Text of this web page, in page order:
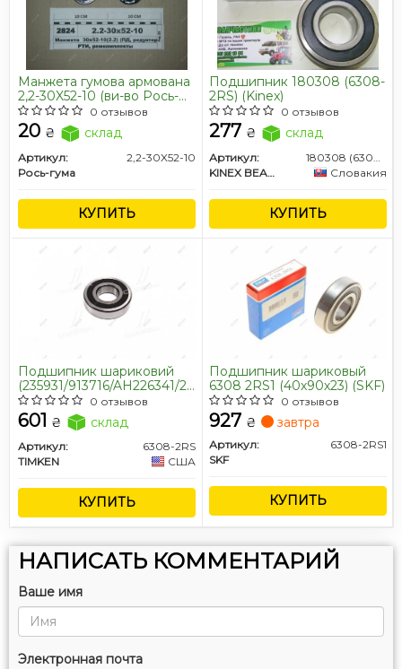
Манжета гумова армована
2,2-30X52-10 (ви-во Рось-
гума)
0 отзывов
20 ₴ склад
Артикул:
2,2-30X52-10
Рось-гума
КУПИТЬ
Подшипник 180308 (6308-
2RS) (Kinex)
0 отзывов
277 ₴ склад
Артикул:
KINEX BEARINGS, a.s.
Словакия
КУПИТЬ
Подшипник шариковий
(235931/913716/AH226341/210049)
(Timken) Claas0 отзывов
601 ₴ склад
Артикул:
6308-2RS
TIMKEN
США
КУПИТЬ
Подшипник шариковый
6308 2RS1 (40х90х23) (SKF)
0 отзывов
927 ₴ завтра
Артикул:
6308-2RS1
SKF
КУПИТЬ
НАПИСАТЬ КОММЕНТАРИЙ
Ваше имя
Электронная почта